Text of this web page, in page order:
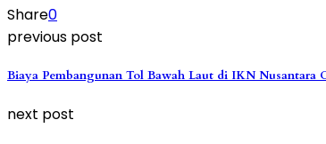
Share0
previous post
Biaya Pembangunan Tol Bawah Laut di IKN Nusantara
next post